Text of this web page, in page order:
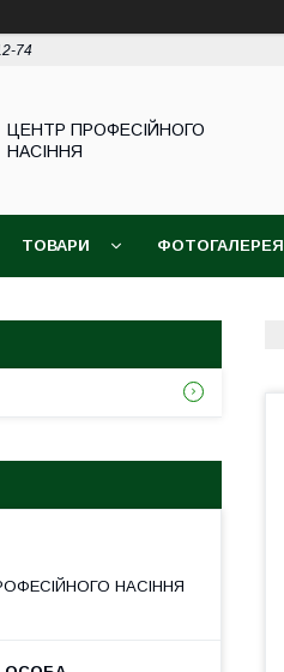
74
ЦЕНТР ПРОФЕСІЙНОГО
НАСІННЯ
ТОВАРИ ФОТОГАЛЕРЕЯ
НАСІННЯ